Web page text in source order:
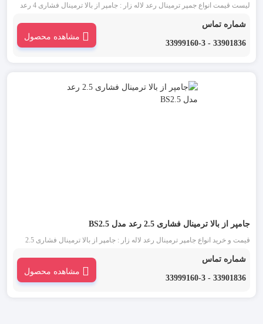
لیست قیمت انواع جمپر ترمینال رعد لاله زار : جامپر از بالا ترمینال فشاری 4 رعد
ترمینال های بدون پیچ و با سطح ولتاژی یکسان به کار می رود.
شماره تماس
33901836 - 33999160-3
مشاهده محصول
جامپر از بالا ترمینال فشاری 2.5 رعد مدل BS2.5
قیمت و خرید انواع جامپر ترمینال رعد لاله زار : جامپر از بالا ترمینال فشاری 2.5
ترمینال های بدون پیچ و با سطح ولتاژی یکسان به کار می رود.
شماره تماس
33901836 - 33999160-3
مشاهده محصول